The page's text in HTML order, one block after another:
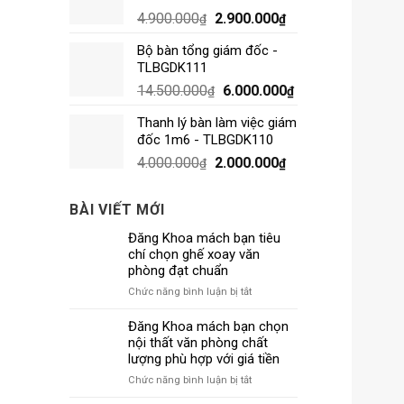
4.900.000₫ 2.900.000₫
Bộ bàn tổng giám đốc -
TLBGDK111
14.500.000₫ 6.000.000₫
Thanh lý bàn làm việc giám
đốc 1m6 - TLBGDK110
4.000.000₫ 2.000.000₫
BÀI VIẾT MỚI
Đăng Khoa mách bạn tiêu
chí chọn ghế xoay văn
phòng đạt chuẩn
Chức năng bình luận bị tắtở
Khoa
mách
bạn
tiêu
chí
Đăng Khoa mách bạn chọn
nội thất văn phòng chất
lượng phù hợp với giá tiền
Chức năng bình luận bị tắtở